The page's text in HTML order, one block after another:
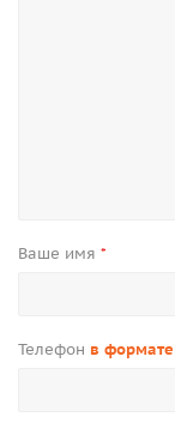
Ваше имя *
Телефон в